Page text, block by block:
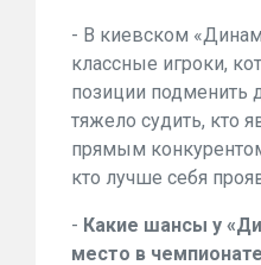
- В киевском
классные игроки,
позиции подменить
тяжело судить, кто
прямым
кто лучше себя
- Какие шансы у
место в